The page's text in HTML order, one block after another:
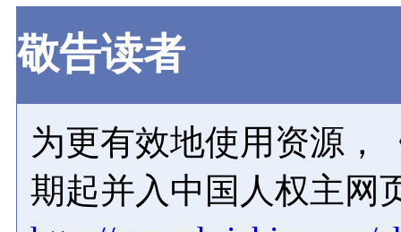
敬告读者
为更有效地使用资源，
期起并入中国人权主网